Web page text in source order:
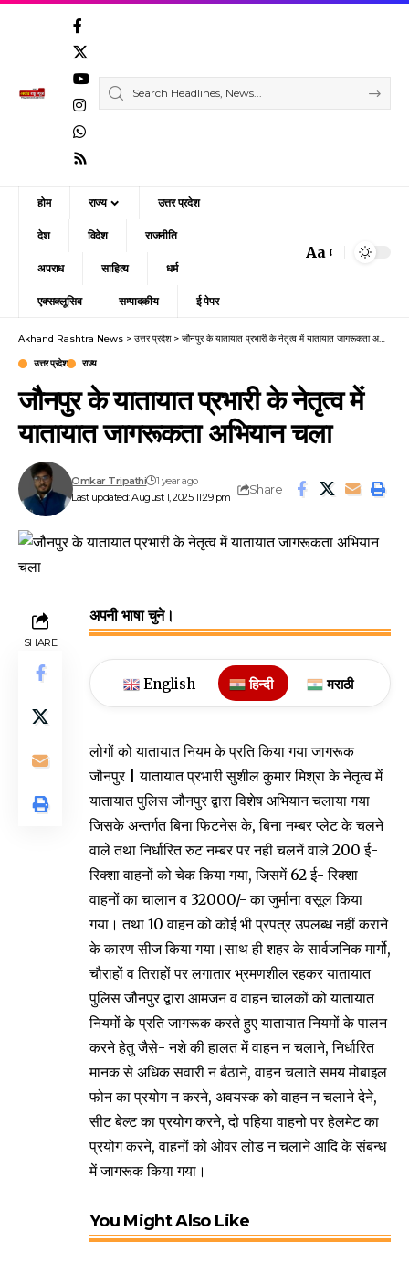
होम राज्य उत्तर प्रदेश
देश विदेश राजनीति
अपराध साहित्य धर्म
एक्सक्लूसिव सम्पादकीय ई पेपर
Font
Aa
Akhand Rashtra News > उत्तर प्रदेश> जौनपुर के यातायात प्रभारी के नेतृत्व में यातायात जागरूकता अभियान चला
उत्तर प्रदेश राज्य
जौनपुर के यातायात प्रभारी के नेतृत्व में
यातायात जागरूकता अभियान चला
Last updated: August 1, 2025 11:29 pm
Omkar Tripathi 1 year ago
Share
SHARE
अपनी भाषा चुने।
English हिन्दी मराठी
लोगों को यातायात नियम के प्रति किया गया जागरूक
जौनपुर | यातायात प्रभारी सुशील कुमार मिश्रा के नेतृत्व में
यातायात पुलिस जौनपुर द्वारा विशेष अभियान चलाया गया
जिसके अन्तर्गत बिना फिटनेस के, बिना नम्बर प्लेट के चलने
वाले तथा निर्धारित रुट नम्बर पर नही चलनें वाले 200 ई-
रिक्शा वाहनों को चेक किया गया, जिसमें 62 ई- रिक्शा
वाहनों का चालान व 32000/- का जुर्माना वसूल किया
गया। तथा 10 वाहन को कोई भी प्रपत्र उपलब्ध नहीं कराने
के कारण सीज किया गया।साथ ही शहर के सार्वजनिक मार्गो,
चौराहों व तिराहों पर लगातार भ्रमणशील रहकर यातायात
पुलिस जौनपुर द्वारा आमजन व वाहन चालकों को यातायात
नियमों के प्रति जागरूक करते हुए यातायात नियमों के पालन
करने हेतु जैसे- नशे की हालत में वाहन न चलाने, निर्धारित
मानक से अधिक सवारी न बैठाने, वाहन चलाते समय मोबाइल
फोन का प्रयोग न करने, अवयस्क को वाहन न चलाने देने,
सीट बेल्ट का प्रयोग करने, दो पहिया वाहनो पर हेलमेट का
प्रयोग करने, वाहनों को ओवर लोड न चलाने आदि के संबन्ध
में जागरूक किया गया।
You Might Also Like